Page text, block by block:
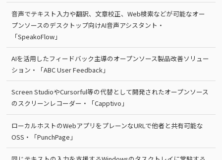
音声でテキスト入力や翻訳、文章校正、Web検索などが可能なオー
プンソースのデスクトップ向けAI音声アシスタント・
「SpeakoFlow」
AIを活用したフィードバック主導のオープンソース製品改善ソリュー
ション・「ABC User Feedback」
Screen StudioやCursorful等の代替として開発されたオープンソース
のスクリーンレコーダー・「Capptivo」
ローカルホストのWebアプリをプレーンなURLで他者と共有可能な
OSS・「PunchPage」